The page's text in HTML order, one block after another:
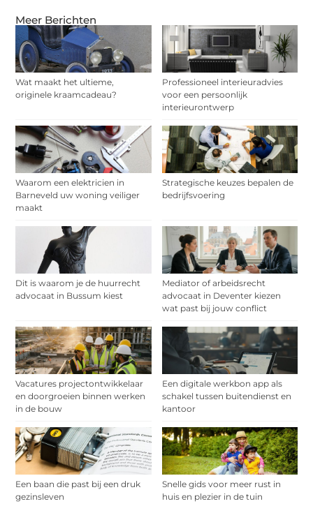
Meer Berichten
Wat maakt het ultieme,
originele kraamcadeau?
Professioneel interieuradvies
voor een persoonlijk
interieurontwerp
Waarom een elektricien in
Barneveld uw woning veiliger
maakt
Strategische keuzes bepalen de
bedrijfsvoering
Dit is waarom je de huurrecht
advocaat in Bussum kiest
Mediator of arbeidsrecht
advocaat in Deventer kiezen
wat past bij jouw conflict
Vacatures projectontwikkelaar
en doorgroeien binnen werken
in de bouw
Een digitale werkbon app als
schakel tussen buitendienst en
kantoor
Een baan die past bij een druk
gezinsleven
Snelle gids voor meer rust in
huis en plezier in de tuin